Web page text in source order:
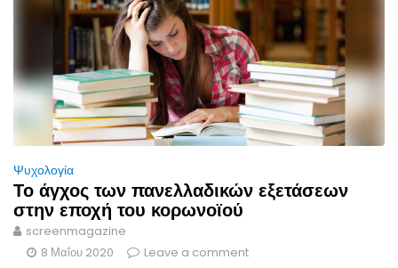
Ψυχολογία
Το άγχος των πανελλαδικών εξετάσεων
στην εποχή του κορωνοϊού
screenmagazine
8 Μαΐου 2020
Leave a comment